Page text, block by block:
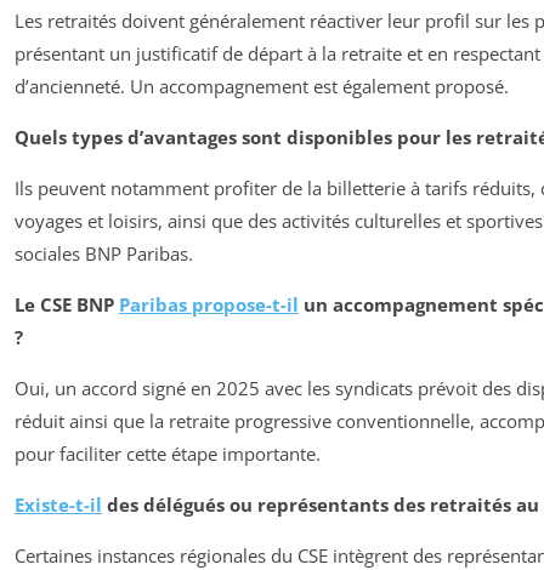
Les retraités doivent généralement réactiver leur profil sur les
présentant un justificatif de départ à la retraite et en
d’ancienneté. Un accompagnement est également proposé.
Quels types d’avantages sont disponibles pour les
Ils peuvent notamment profiter de la billetterie à tarifs réduits,
voyages et loisirs, ainsi que des activités culturelles et
sociales BNP Paribas.
Le CSE BNP Paribas propose-t-il un accompagnement
?
Oui, un accord signé en 2025 avec les syndicats prévoit des
réduit ainsi que la retraite progressive conventionnelle,
pour faciliter cette étape importante.
Existe-t-il des délégués ou représentants des retraités au
Certaines instances régionales du CSE intègrent des